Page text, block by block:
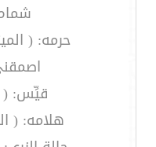
حرمه: (
قيِّس: (
هلامه: (